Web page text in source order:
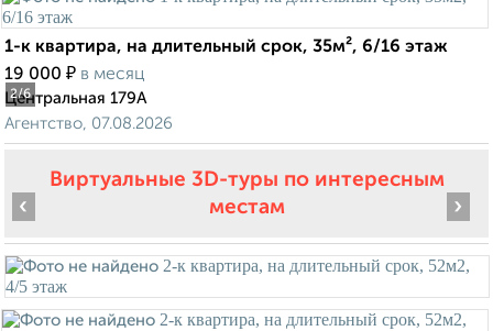
2/6
1-к квартира, на длительный срок, 35м², 6/16 этаж
19 000 ₽ в месяц
Центральная 179А
Агентство, 07.08.2026
Виртуальные 3D-туры по интересным
местам
‹ ›